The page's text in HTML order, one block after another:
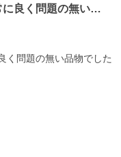
に良く問題の無い…
く問題の無い品物でした